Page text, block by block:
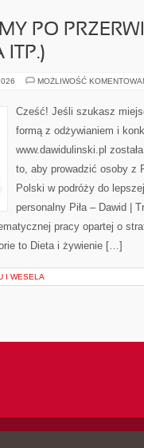
PO
ITP.)
MOŻLIWOŚĆ
Cześć! Jeśli szukasz
formą z odżywianiem i
www.dawidulinski.pl
to, aby prowadzić osoby z
Polski w podróży do
personalny Piła – Dawid |
pracy opartej o
to Dieta i żywienie […]
I WESELA